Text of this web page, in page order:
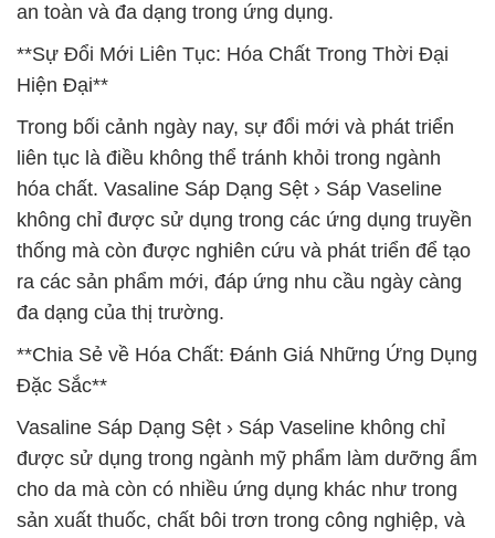
an toàn và đa dạng trong ứng dụng.
**Sự Đổi Mới Liên Tục: Hóa Chất Trong Thời Đại
Hiện Đại**
Trong bối cảnh ngày nay, sự đổi mới và phát triển
liên tục là điều không thể tránh khỏi trong ngành
hóa chất. Vasaline Sáp Dạng Sệt › Sáp Vaseline
không chỉ được sử dụng trong các ứng dụng truyền
thống mà còn được nghiên cứu và phát triển để tạo
ra các sản phẩm mới, đáp ứng nhu cầu ngày càng
đa dạng của thị trường.
**Chia Sẻ về Hóa Chất: Đánh Giá Những Ứng Dụng
Đặc Sắc**
Vasaline Sáp Dạng Sệt › Sáp Vaseline không chỉ
được sử dụng trong ngành mỹ phẩm làm dưỡng ẩm
cho da mà còn có nhiều ứng dụng khác như trong
sản xuất thuốc, chất bôi trơn trong công nghiệp, và